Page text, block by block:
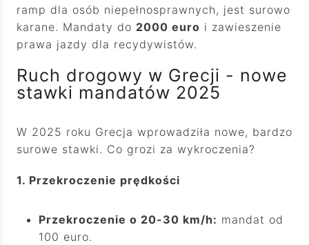
ramp dla osób niepełnosprawnych, jest surowo
karane. Mandaty do 2000 euro i zawieszenie
prawa jazdy dla recydywistów.
Ruch drogowy w Grecji - nowe
stawki mandatów 2025
W 2025 roku Grecja wprowadziła nowe, bardzo
surowe stawki. Co grozi za wykroczenia?
1. Przekroczenie prędkości
Przekroczenie o 20-30 km/h: mandat od
100 euro.